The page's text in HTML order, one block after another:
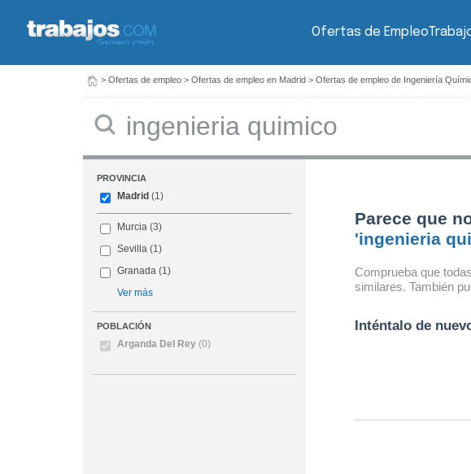
Ofertas de Empleo
> Ofertas de empleo > Ofertas de empleo en Madrid > Ofertas de empleo de Ingeniería
PROVINCIA
Madrid (1)
Murcia (3)
Sevilla (1)
Granada (1)
Ver más
POBLACIÓN
Arganda Del Rey (0)
Parece que
'ingenieria
Comprueba que
similares. También
Inténtalo de